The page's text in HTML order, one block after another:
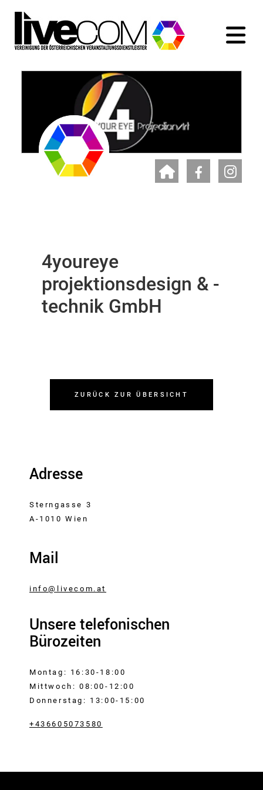
4youreye
projektionsdesign & -
technik GmbH
ZURÜCK ZUR ÜBERSICHT
Adresse
Sterngasse 3
A-1010 Wien
Mail
info@livecom.at
Unsere telefonischen
Bürozeiten
Montag: 16:30-18:00
Mittwoch: 08:00-12:00
Donnerstag: 13:00-15:00
+436605073580